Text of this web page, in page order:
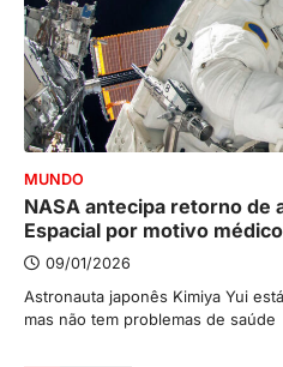
MUNDO
NASA antecipa retorno de
Espacial por motivo médico
09/01/2026
Astronauta japonês Kimiya Yui
mas não tem problemas de saúde